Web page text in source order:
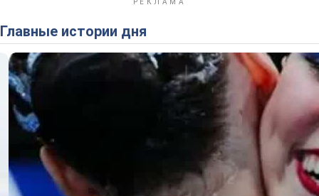
Главные истории дня